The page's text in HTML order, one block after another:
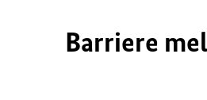
Barriere